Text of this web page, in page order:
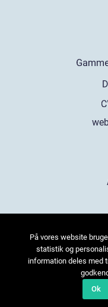
På vores website
statistik og
information deles med
Ok